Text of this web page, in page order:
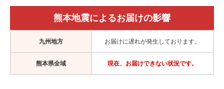
熊本地震によるお届けの影響
九州地方 お届けに遅れが発生しております。
熊本県全域 現在、お届けできない状況です。